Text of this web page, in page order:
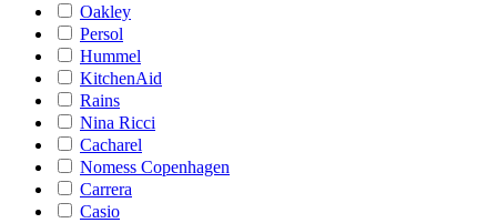
Oakley
Persol
Hummel
KitchenAid
Rains
Nina Ricci
Cacharel
Nomess Copenhagen
Carrera
Casio